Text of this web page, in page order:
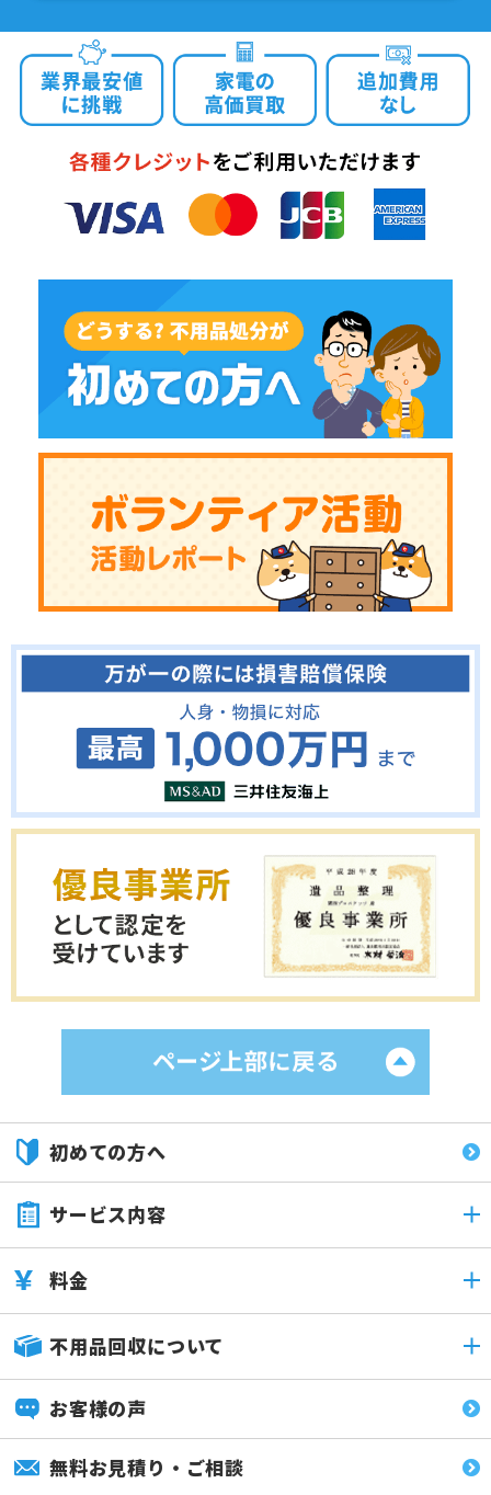
初めての方へ
サービス内容
料金
不用品回収について
お客様の声
無料お見積り・ご相談